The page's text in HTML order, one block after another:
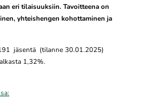
eri tilaisuuksiin. Tavoitteena on
yhteishengen kohottaminen ja
jäsentä (tilanne 30.01.2025)
1,32%.